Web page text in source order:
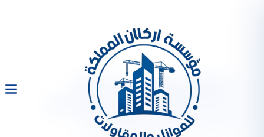
شركة عزل فوم بالرياض
0533334179 عزل اسطح عزل
مائى حرارى اتصل الان